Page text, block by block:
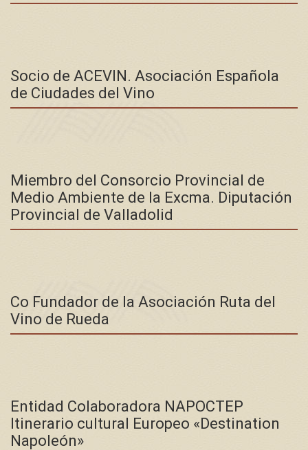
Socio de ACEVIN. Asociación Española
de Ciudades del Vino
Miembro del Consorcio Provincial de
Medio Ambiente de la Excma. Diputación
Provincial de Valladolid
Co Fundador de la Asociación Ruta del
Vino de Rueda
Entidad Colaboradora NAPOCTEP
Itinerario cultural Europeo «Destination
Napoleón»